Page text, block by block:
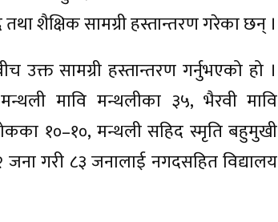
शैक्षिक सामग्री हस्तान्तरण गरेका छन् ।
उक्त सामग्री हस्तान्तरण गर्नुभएको हो ।
मन्थली मावि मन्थलीका ३५, भैरवी मावि
१०–१०, मन्थली सहिद स्मृति बहुमुखी
गरी ८३ जनालाई नगदसहित विद्यालय